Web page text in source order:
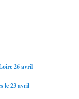
26 avril
le 23 avril